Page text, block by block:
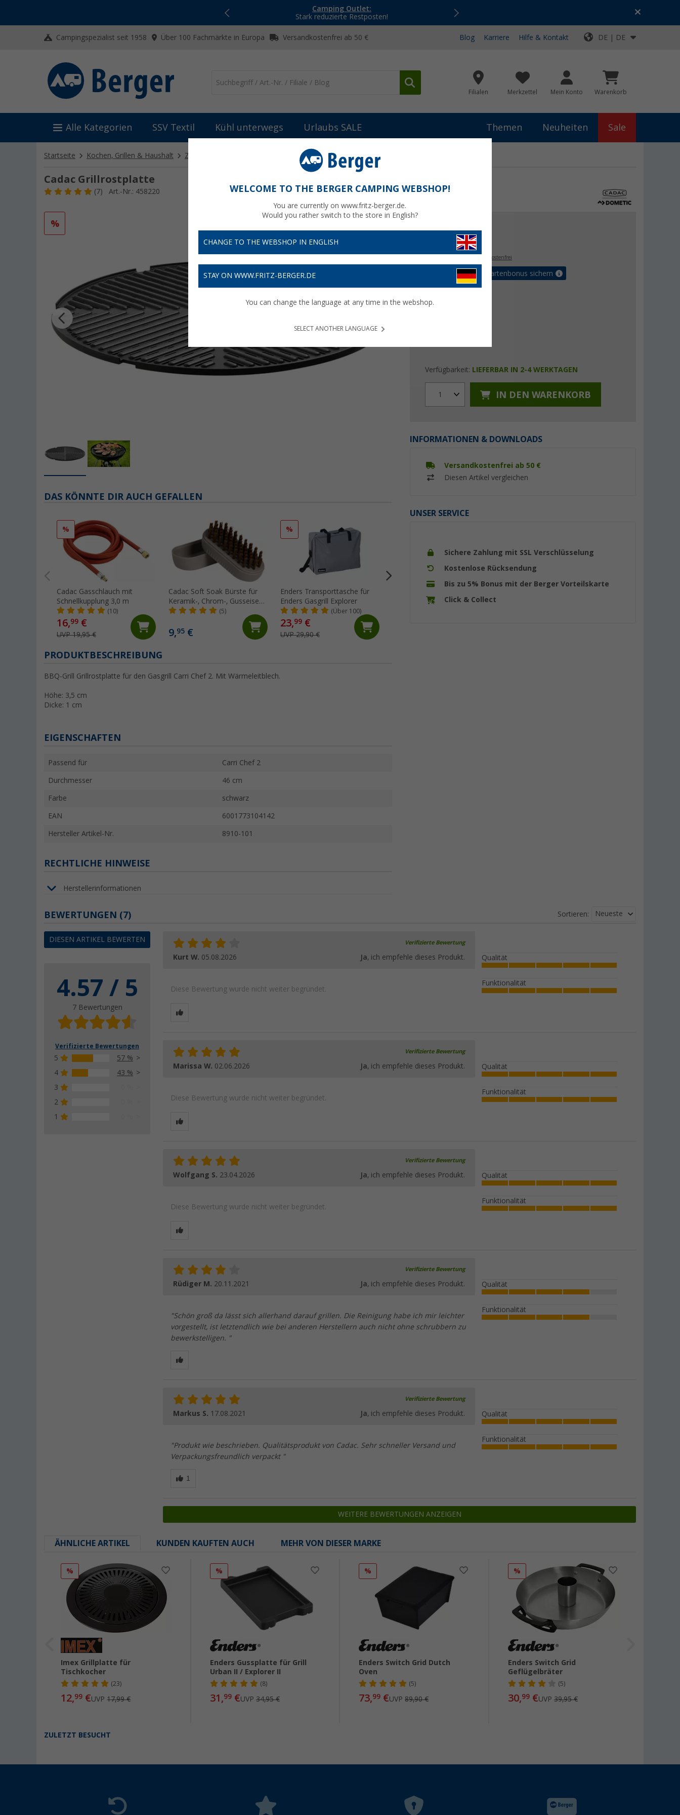
Camping Outlet:
Stark reduzierte Restposten!
Top-Deals für dein Abenteuer!
Campingspezialist seit 1958 Über 100 Fachmärkte in Europa Versandkostenfrei ab 50 € Blog Karriere Hilfe & Kontakt DE | DE
Filialen Merkzettel Mein Konto Warenkorb
Alle Kategorien SSV Textil Kühl unterwegs Urlaubs SALE Themen Neuheiten Sale
Startseite Kochen, Grillen & Haushalt Zubehör für Grills & Kocher Grillroste, Pfannen und Platten
Cadac Grillrostplatte
(7) Art.-Nr.: 458220
%
€
versandkostenfrei
Bis zu 5% Vorteilskartenbonus sichern
Verfügbarkeit: LIEFERBAR IN 2-4 WERKTAGEN
1 IN DEN WARENKORB
INFORMATIONEN & DOWNLOADS
Versandkostenfrei ab 50 €
Diesen Artikel vergleichen
UNSER SERVICE
Sichere Zahlung mit SSL Verschlüsselung
Kostenlose Rücksendung
Bis zu 5% Bonus mit der Berger Vorteilskarte
Click & Collect
DAS KÖNNTE DIR AUCH GEFALLEN
%
Cadac Gasschlauch mit
Schnellkupplung 3,0 m
(10)
16,99 €
UVP 19,95 €
Cadac Soft Soak Bürste für
Keramik-, Chrom-, Gusseisen-
und emaillierten Oberflächen
(5)
9,95 €
%
Enders Transporttasche für
Enders Gasgrill Explorer
(Über 100)
23,99 €
UVP 29,90 €
aus Edelstahl 13,7 cm
PRODUKTBESCHREIBUNG
BBQ-Grill Grillrostplatte für den Gasgrill Carri Chef 2. Mit Wärmeleitblech.
Höhe: 3,5 cm
Dicke: 1 cm
EIGENSCHAFTEN
Passend für Carri Chef 2
Durchmesser 46 cm
Farbe schwarz
EAN 6001773104142
Hersteller Artikel-Nr. 8910-101
RECHTLICHE HINWEISE
Herstellerinformationen
BEWERTUNGEN (7)
DIESEN ARTIKEL BEWERTEN
4.57 / 5
7 Bewertungen
Verifizierte Bewertungen
5
57 %
4
43 %
3
2
1
Sortieren: Neueste
Verifizierte Bewertung
Kurt W. 05.08.2026 Ja, ich empfehle dieses Produkt.
Diese Bewertung wurde nicht weiter begründet.
Qualität
Funktionalität
Verifizierte Bewertung
Marissa W. 02.06.2026 Ja, ich empfehle dieses Produkt.
Diese Bewertung wurde nicht weiter begründet.
Qualität
Funktionalität
Verifizierte Bewertung
Wolfgang S. 23.04.2026 Ja, ich empfehle dieses Produkt.
Diese Bewertung wurde nicht weiter begründet.
Qualität
Funktionalität
Verifizierte Bewertung
Rüdiger M. 20.11.2021 Ja, ich empfehle dieses Produkt.
"Schön groß da lässt sich allerhand darauf grillen. Die Reinigung habe ich mir leichter
vorgestellt, ist letztendlich wie bei anderen Herstellern auch nicht ohne schrubbern zu
bewerkstelligen. "
Qualität
Funktionalität
Verifizierte Bewertung
Markus S. 17.08.2021 Ja, ich empfehle dieses Produkt.
"Produkt wie beschrieben. Qualitätsprodukt von Cadac. Sehr schneller Versand und
Verpackungsfreundlich verpackt "
Qualität
Funktionalität
WEITERE BEWERTUNGEN ANZEIGEN
ÄHNLICHE ARTIKEL KUNDEN KAUFTEN AUCH MEHR VON DIESER MARKE
%
Imex Grillplatte für
Tischkocher
(23)
12,99 €UVP17,99 €
%
Enders Gussplatte für Grill
Urban II / Explorer II
(8)
31,99€UVP 34,95 €
%
Enders Switch Grid Dutch
Oven
(5)
73,99 €UVP89,90 €
%
Enders Switch Grid
Geflügelbräter
(5)
30,99€UVP 39,95 €
ZULETZT BESUCHT
WELCOME TO THE BERGER CAMPING WEBSHOP!
You are currently on www.fritz-berger.de.
Would you rather switch to the store in English?
CHANGE TO THE WEBSHOP IN ENGLISH
STAY ON WWW.FRITZ-BERGER.DE
You can change the language at any time in the webshop.
SELECT ANOTHER LANGUAGE